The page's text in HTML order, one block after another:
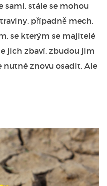
sami, stále se mohou
případně mech,
se kterým se majitelé
jich zbaví, zbudou jim
nutné znovu osadit. Ale